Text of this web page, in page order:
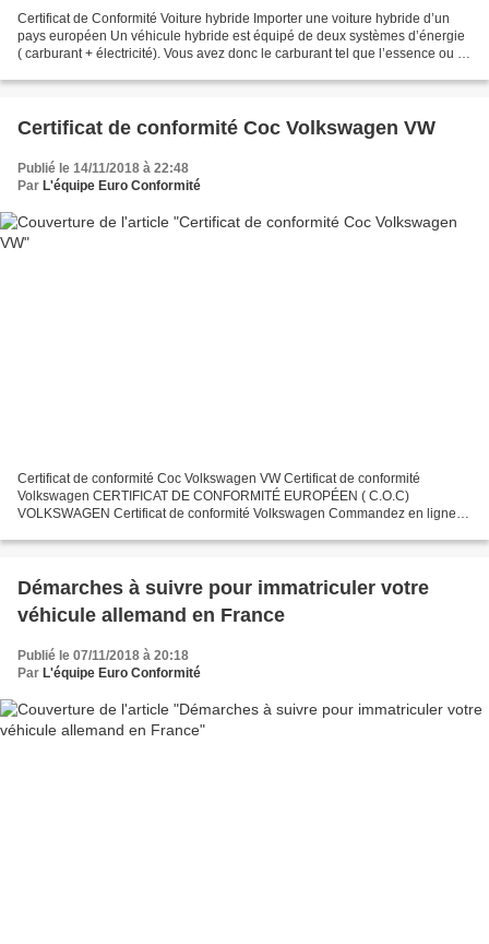
Certificat de Conformité Voiture hybride Importer une voiture hybride d’un
pays européen Un véhicule hybride est équipé de deux systèmes d’énergie
( carburant + électricité). Vous avez donc le carburant tel que l’essence ou la
Certificat de conformité Coc Volkswagen VW
Publié le 14/11/2018 à 22:48
Par L'équipe Euro Conformité
Certificat de conformité Coc Volkswagen VW Certificat de conformité
Volkswagen CERTIFICAT DE CONFORMITÉ EUROPÉEN ( C.O.C)
VOLKSWAGEN Certificat de conformité Volkswagen Commandez en ligne
Démarches à suivre pour immatriculer votre
véhicule allemand en France
Publié le 07/11/2018 à 20:18
Par L'équipe Euro Conformité